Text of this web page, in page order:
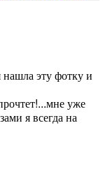
эту фотку и
уже
я всегда на